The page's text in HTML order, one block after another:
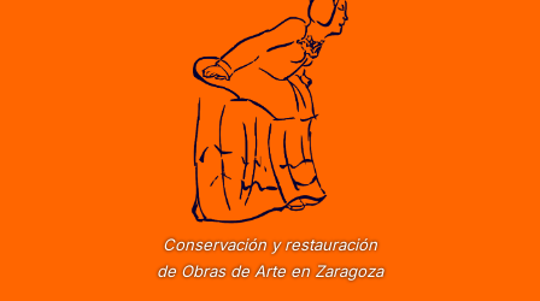
Conservación y restauración
de Obras de Arte en Zaragoza